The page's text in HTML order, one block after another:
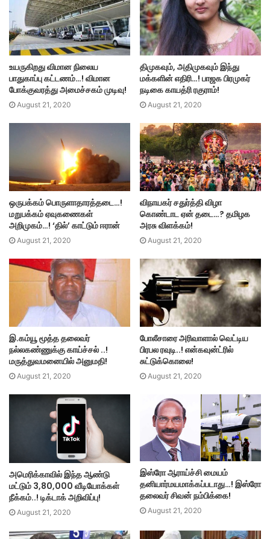
உயருகிறது விமான நிலைய
பாதுகாப்பு கட்டணம்…! விமான
போக்குவரத்து அமைச்சகம் முடிவு!
August 21, 2020
திமுகவும், அதிமுகவும் இந்து
மக்களின் எதிரி…! பாஜக பிரமுகர்
நடிகை காயத்ரி ரகுராம்!
August 21, 2020
ஒருபக்கம் பொருளாதாரத்தடை…!
மறுபக்கம் ஏவுகணைகள்
அறிமுகம்…! ‘தில்’ காட்டும் ஈரான்
August 21, 2020
விநாயகர் சதுர்த்தி விழா
கொண்டாட ஏன் தடை…? தமிழக
அரசு விளக்கம்!
August 21, 2020
இ.கம்யூ மூத்த தலைவர்
நல்லகண்ணுக்கு காய்ச்சல் ..!
மருத்துவமனையில் அனுமதி!
August 21, 2020
போலீசாரை அரிவாளால் வெட்டிய
பிரபல ரவுடி..! என்கவுன்ட்ரில்
சுட்டுக்கொலை!
August 21, 2020
அமெரிக்காவில் இந்த ஆண்டு
மட்டும் 3,80,000 வீடியோக்கள்
நீக்கம்..! டிக்டாக் அறிவிப்பு!
August 21, 2020
இஸ்ரோ ஆராய்ச்சி மையம்
தனியார்மயமாக்கப்படாது…! இஸ்ரோ
தலைவர் சிவன் நம்பிக்கை!
August 21, 2020